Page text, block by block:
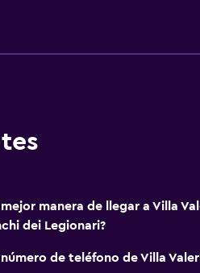
mejor manera de llegar a Villa
dei Legionari?
número de teléfono de Villa